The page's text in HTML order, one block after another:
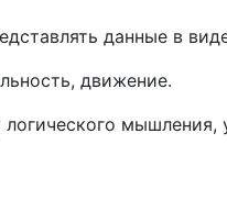
данные в
движение.